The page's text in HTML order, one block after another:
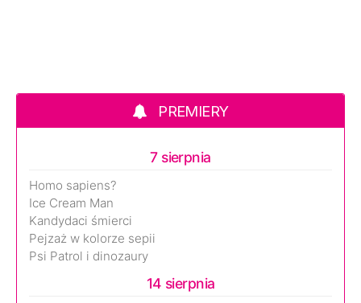
PREMIERY
7 sierpnia
Homo sapiens?
Ice Cream Man
Kandydaci śmierci
Pejzaż w kolorze sepii
Psi Patrol i dinozaury
14 sierpnia